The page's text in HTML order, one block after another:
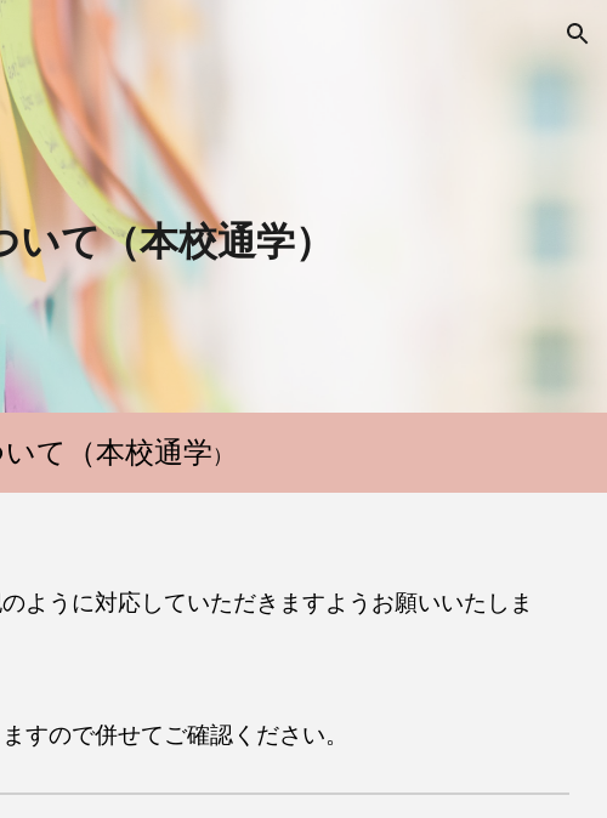
て（本校通学）
て（本校通学）
ように対応していただきますようお願いいたしま
すので併せてご確認ください。